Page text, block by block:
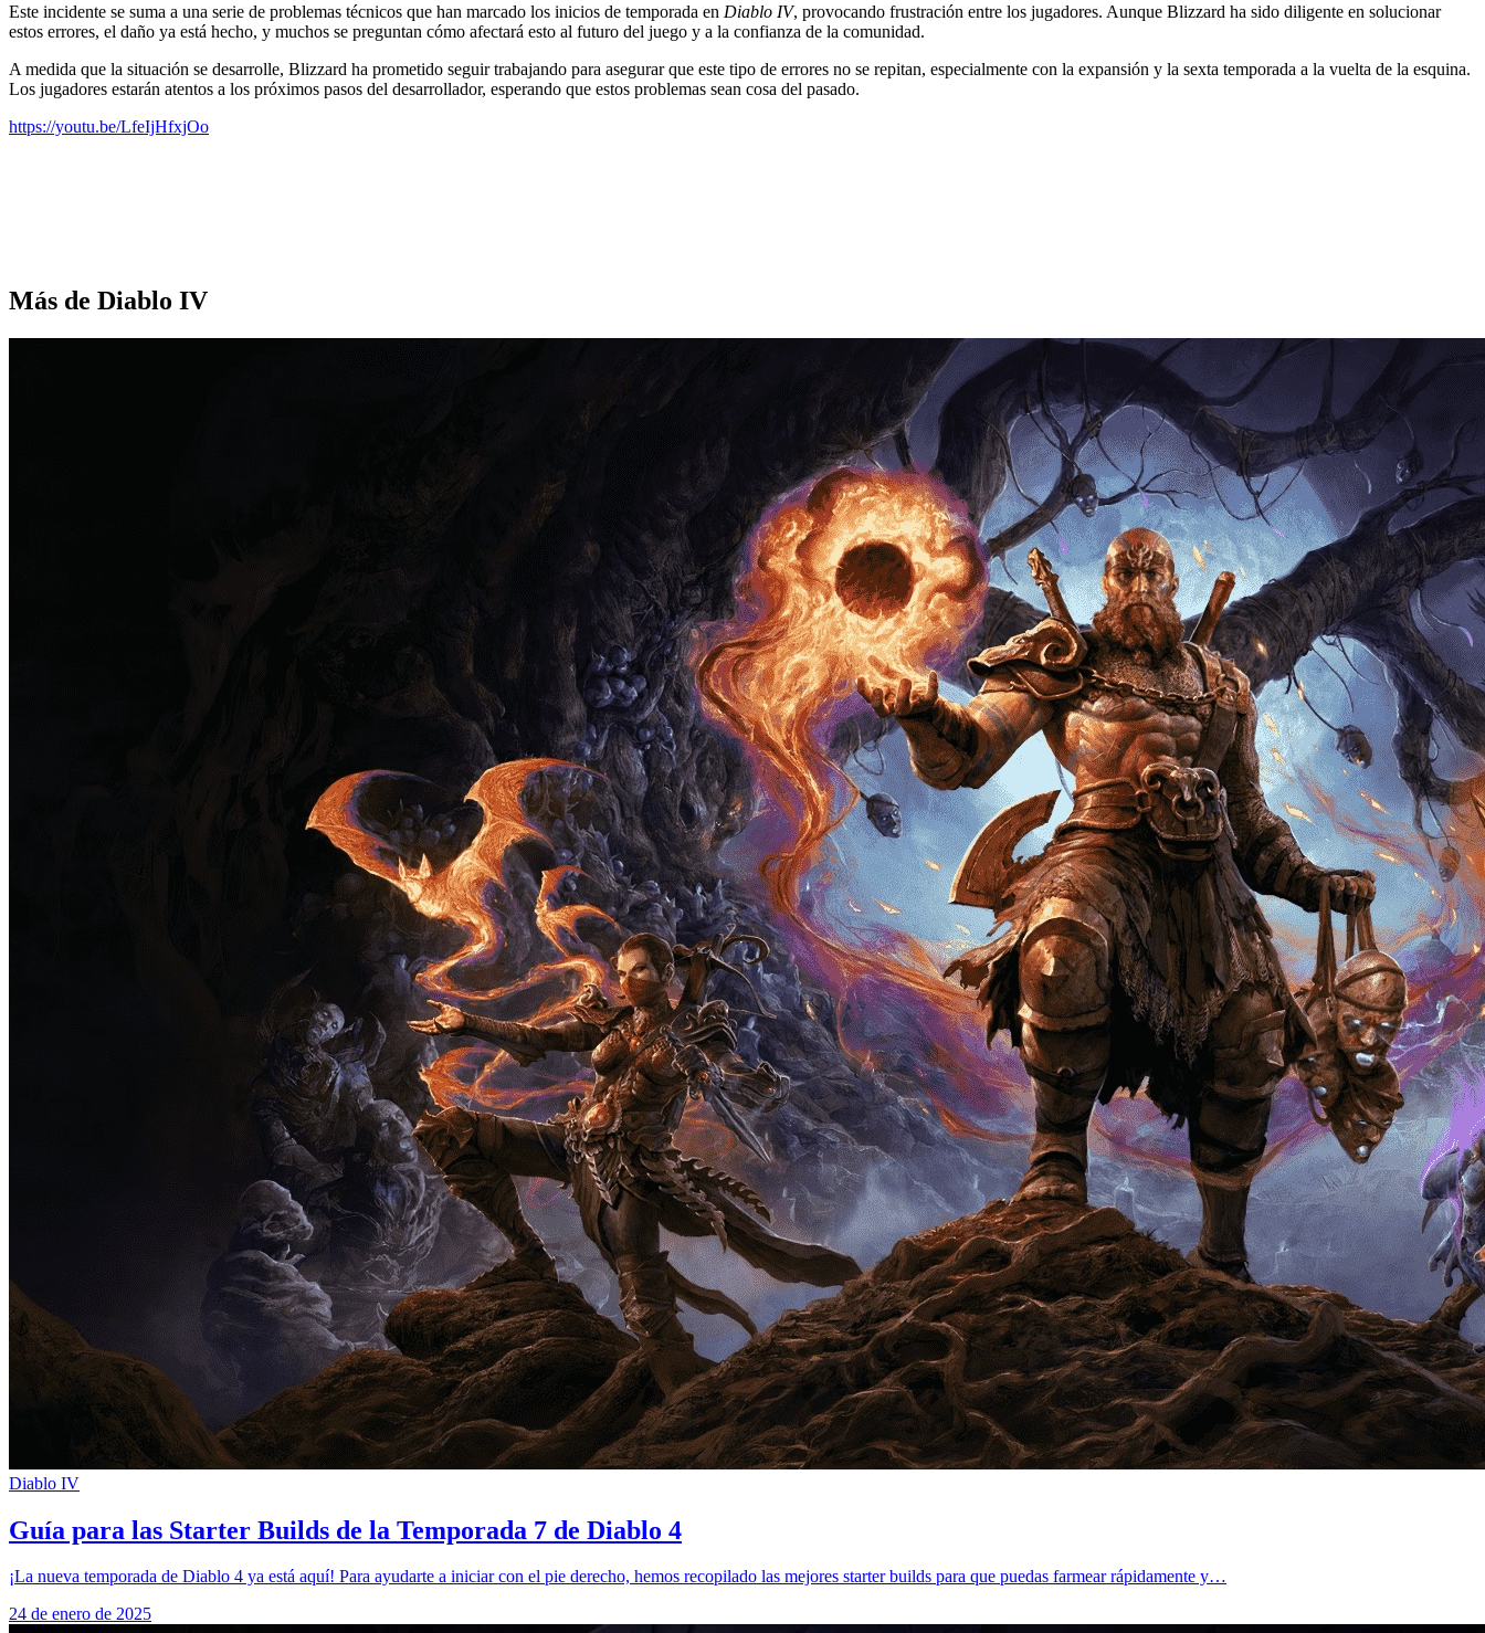
Este incidente se suma a una serie de problemas técnicos que han marcado los inicios de temporada en Diablo IV, provocando frustración entre los jugadores. Aunque Blizzard ha sido diligente en solucionar
estos errores, el daño ya está hecho, y muchos se preguntan cómo afectará esto al futuro del juego y a la confianza de la comunidad.
A medida que la situación se desarrolle, Blizzard ha prometido seguir trabajando para asegurar que este tipo de errores no se repitan, especialmente con la expansión y la sexta temporada a la vuelta de la esquina.
Los jugadores estarán atentos a los próximos pasos del desarrollador, esperando que estos problemas sean cosa del pasado.
https://youtu.be/LfeIjHfxjOo
Más de Diablo IV
Diablo IV
Guía para las Starter Builds de la Temporada 7 de Diablo 4
¡La nueva temporada de Diablo 4 ya está aquí! Para ayudarte a iniciar con el pie derecho, hemos recopilado las mejores starter builds para que puedas farmear rápidamente y…
24 de enero de 2025